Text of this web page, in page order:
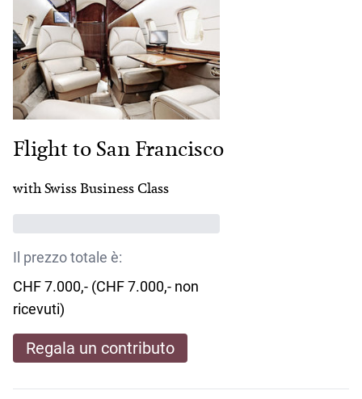
Flight to San Francisco
with Swiss Business Class
Il prezzo totale è:
CHF 7.000,- (CHF 7.000,- non
ricevuti)
Regala un contributo